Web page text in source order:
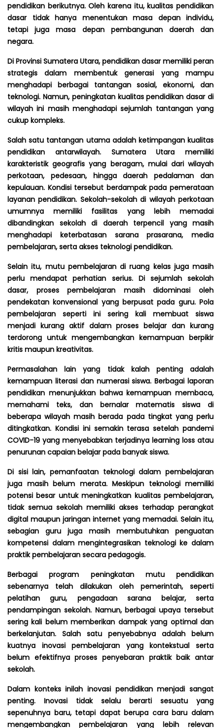
pendidikan berikutnya. Oleh karena itu, kualitas pendidikan
dasar tidak hanya menentukan masa depan individu,
tetapi juga masa depan pembangunan daerah dan
negara.
Di Provinsi Sumatera Utara, pendidikan dasar memiliki peran
strategis dalam membentuk generasi yang mampu
menghadapi berbagai tantangan sosial, ekonomi, dan
teknologi. Namun, peningkatan kualitas pendidikan dasar di
wilayah ini masih menghadapi sejumlah tantangan yang
cukup kompleks.
Salah satu tantangan utama adalah ketimpangan kualitas
pendidikan antarwilayah. Sumatera Utara memiliki
karakteristik geografis yang beragam, mulai dari wilayah
perkotaan, pedesaan, hingga daerah pedalaman dan
kepulauan. Kondisi tersebut berdampak pada pemerataan
layanan pendidikan. Sekolah-sekolah di wilayah perkotaan
umumnya memiliki fasilitas yang lebih memadai
dibandingkan sekolah di daerah terpencil yang masih
menghadapi keterbatasan sarana prasarana, media
pembelajaran, serta akses teknologi pendidikan.
Selain itu, mutu pembelajaran di ruang kelas juga masih
perlu mendapat perhatian serius. Di sejumlah sekolah
dasar, proses pembelajaran masih didominasi oleh
pendekatan konvensional yang berpusat pada guru. Pola
pembelajaran seperti ini sering kali membuat siswa
menjadi kurang aktif dalam proses belajar dan kurang
terdorong untuk mengembangkan kemampuan berpikir
kritis maupun kreativitas.
Permasalahan lain yang tidak kalah penting adalah
kemampuan literasi dan numerasi siswa. Berbagai laporan
pendidikan menunjukkan bahwa kemampuan membaca,
memahami teks, dan bernalar matematis siswa di
beberapa wilayah masih berada pada tingkat yang perlu
ditingkatkan. Kondisi ini semakin terasa setelah pandemi
COVID-19 yang menyebabkan terjadinya learning loss atau
penurunan capaian belajar pada banyak siswa.
Di sisi lain, pemanfaatan teknologi dalam pembelajaran
juga masih belum merata. Meskipun teknologi memiliki
potensi besar untuk meningkatkan kualitas pembelajaran,
tidak semua sekolah memiliki akses terhadap perangkat
digital maupun jaringan internet yang memadai. Selain itu,
sebagian guru juga masih membutuhkan penguatan
kompetensi dalam mengintegrasikan teknologi ke dalam
praktik pembelajaran secara pedagogis.
Berbagai program peningkatan mutu pendidikan
sebenarnya telah dilakukan oleh pemerintah, seperti
pelatihan guru, pengadaan sarana belajar, serta
pendampingan sekolah. Namun, berbagai upaya tersebut
sering kali belum memberikan dampak yang optimal dan
berkelanjutan. Salah satu penyebabnya adalah belum
kuatnya inovasi pembelajaran yang kontekstual serta
belum efektifnya proses penyebaran praktik baik antar
sekolah.
Dalam konteks inilah inovasi pendidikan menjadi sangat
penting. Inovasi tidak selalu berarti sesuatu yang
sepenuhnya baru, tetapi dapat berupa cara baru dalam
mengembangkan pembelajaran yang lebih relevan